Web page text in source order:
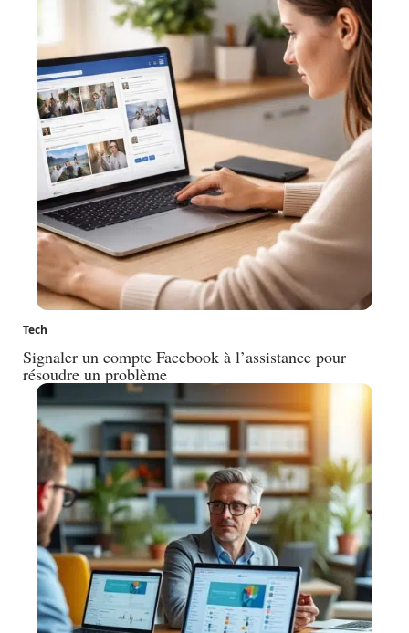
Tech
Signaler un compte Facebook à l’assistance pour
résoudre un problème